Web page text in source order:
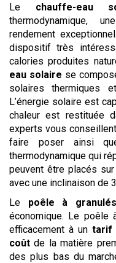
Le chauffe-eau
thermodynamique,
rendement
dispositif très
calories produites
eau solaire se
solaires thermiques
L’énergie solaire est
chaleur est restituée
experts vous
faire poser ainsi
thermodynamique qui
peuvent être placés
avec une inclinaison de
Le poêle à granulés
économique. Le poêle
efficacement à untarif
coût de la matière
des plus bas du